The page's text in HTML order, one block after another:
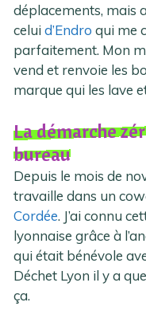
déplacements, mais
celuid’Endro qui me
parfaitement. Mon
vend et renvoie les
marque qui les lave
La démarche
bureau
Depuis le mois de
travaille dans un
Cordée. J’ai connu
lyonnaise grâce à
qui était bénévole
Déchet Lyon il y a
ça.